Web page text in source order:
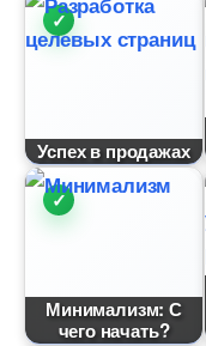
Успех в продажах
Минимализм: С
чего начать?